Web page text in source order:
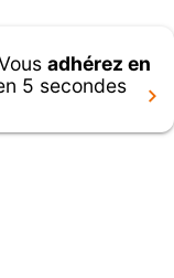
adhérez en
5 secondes